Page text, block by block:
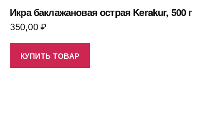
Икра баклажановая острая Kerakur, 500 г
350,00₽
КУПИТЬ ТОВАР